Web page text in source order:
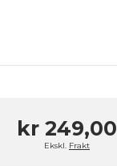
kr 249,00
Ekskl. Frakt